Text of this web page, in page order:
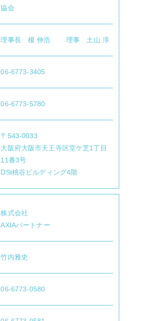
サービス
お問い合わせ
協会
理事長 榎 伸浩 理事 土山 淳
06-6773-3405
06-6773-5780
〒543-0033
大阪府大阪市天王寺区堂ケ芝1丁目
11番3号
DSt桃谷ビルディング4階
株式会社
AXIAパートナー
竹内雅史
06-6773-0580